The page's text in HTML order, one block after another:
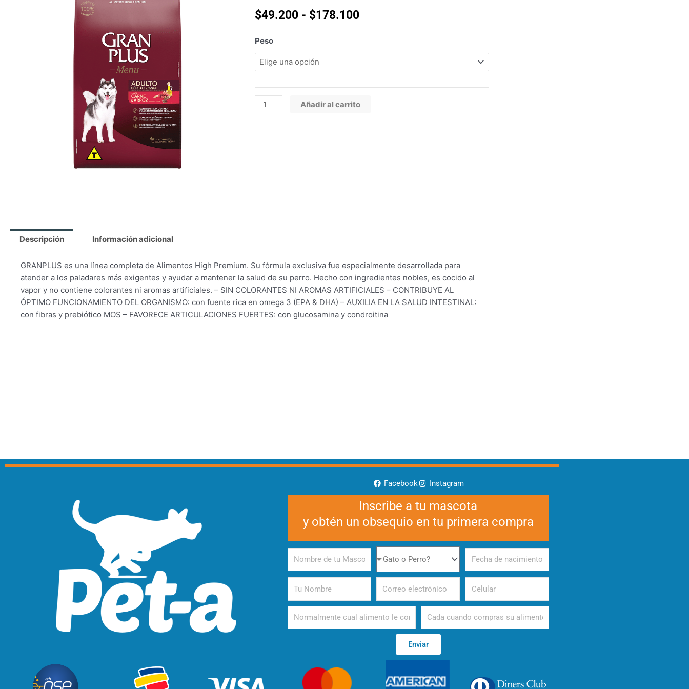
$49.200 - $178.100Rango
desde
hasta
$178.100
Peso
GRAN
PLUS
MENU
ADULTO
CARNE
Y
Añadir al carrito
Descripción Información adicional
GRANPLUS es una línea completa de Alimentos High Premium. Su fórmula exclusiva fue especialmente desarrollada para
atender a los paladares más exigentes y ayudar a mantener la salud de su perro. Hecho con ingredientes nobles, es cocido al
vapor y no contiene colorantes ni aromas artificiales. – SIN COLORANTES NI AROMAS ARTIFICIALES – CONTRIBUYE AL
ÓPTIMO FUNCIONAMIENTO DEL ORGANISMO: con fuente rica en omega 3 (EPA & DHA) – AUXILIA EN LA SALUD INTESTINAL:
con fibras y prebiótico MOS – FAVORECE ARTICULACIONES FUERTES: con glucosamina y condroitina
Facebook Instagram
Inscribe a tu mascota
y obtén un obsequio en tu primera compra
de
tu
Mascota
Perro
de
nacimiento
Alimento Periodicidad
Enviar